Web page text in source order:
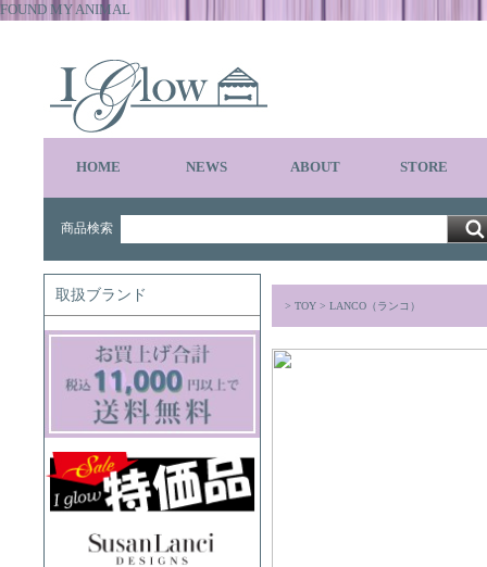
FOUND MY ANIMAL
HOME NEWS ABOUT STORE
商品検索
取扱ブランド
> TOY > LANCO（ランコ）